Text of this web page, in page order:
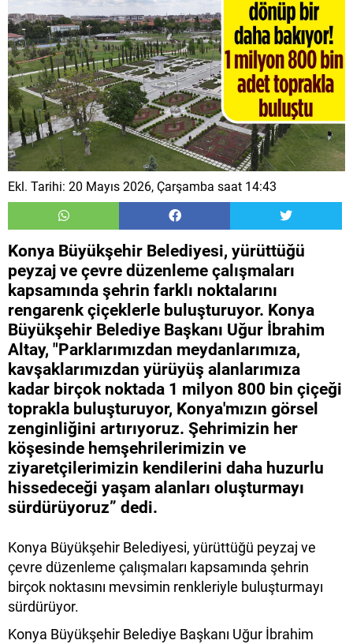
Ekl. Tarihi: 20 Mayıs 2026, Çarşamba saat 14:43
Konya Büyükşehir Belediyesi, yürüttüğü
peyzaj ve çevre düzenleme çalışmaları
kapsamında şehrin farklı noktalarını
rengarenk çiçeklerle buluşturuyor. Konya
Büyükşehir Belediye Başkanı Uğur İbrahim
Altay, "Parklarımızdan meydanlarımıza,
kavşaklarımızdan yürüyüş alanlarımıza
kadar birçok noktada 1 milyon 800 bin çiçeği
toprakla buluşturuyor, Konya'mızın görsel
zenginliğini artırıyoruz. Şehrimizin her
köşesinde hemşehrilerimizin ve
ziyaretçilerimizin kendilerini daha huzurlu
hissedeceği yaşam alanları oluşturmayı
sürdürüyoruz” dedi.
Konya Büyükşehir Belediyesi, yürüttüğü peyzaj ve
çevre düzenleme çalışmaları kapsamında şehrin
birçok noktasını mevsimin renkleriyle buluşturmayı
sürdürüyor.
Konya Büyükşehir Belediye Başkanı Uğur İbrahim